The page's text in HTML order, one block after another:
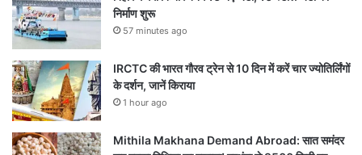
निर्माण शुरू
57 minutes ago
IRCTC की भारत गौरव ट्रेन से 10 दिन में करें चार ज्योतिर्लिंगों
के दर्शन, जानें किराया
1 hour ago
Mithila Makhana Demand Abroad: सात समंदर